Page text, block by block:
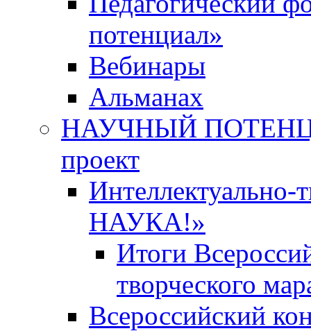
потенциал»
Вебинары
Альманах
НАУЧНЫЙ
проект
НАУКА!»
Итоги
творческого
Всероссийский